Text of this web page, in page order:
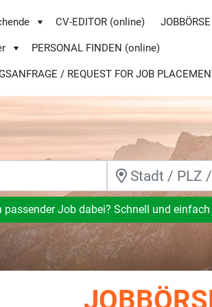
CV-EDITOR (online) JOBBÖRSE
PERSONAL FINDEN (online)
/ REQUEST FOR JOB
passender Job dabei? Schnell und